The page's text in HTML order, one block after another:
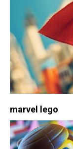
marvel lego